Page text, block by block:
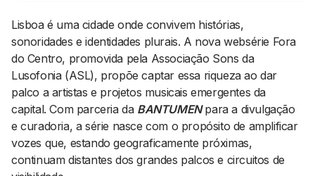
SUBMETER EVENTOS
EMPREENDEDORISMO
COMUNICAÇÃO
Contactos
EMAIL
GERAL@BANTUMEN.COM
WHATSAPP
+351 912 127 577
Lisboa é uma cidade onde convivem histórias,
sonoridades e identidades plurais. A nova websérie Fora
do Centro, promovida pela Associação Sons da
Lusofonia (ASL), propõe captar essa riqueza ao dar
palco a artistas e projetos musicais emergentes da
capital. Com parceria da BANTUMENpara a divulgação
e curadoria, a série nasce com o propósito de amplificar
vozes que, estando geograficamente próximas,
continuam distantes dos grandes palcos e circuitos de